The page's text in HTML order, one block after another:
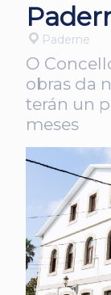
Paderne
O
obras da
terán un
meses